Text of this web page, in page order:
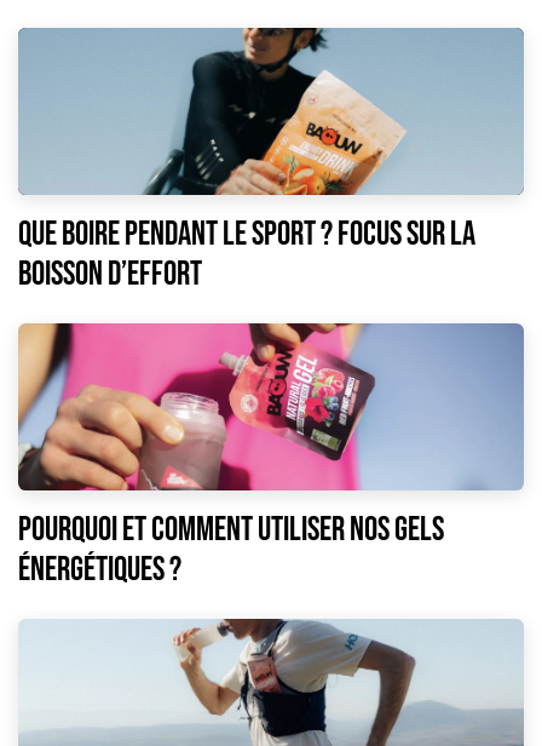
Que boire pendant le sport ? Focus sur la
boisson d’effort
POURQUOI ET COMMENT UTILISER NOS GELS
ÉNERGÉTIQUES ?